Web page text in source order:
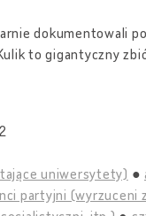
dokumentowali
to gigantyczny
uniwersytety)
partyjni (wyrzuceni